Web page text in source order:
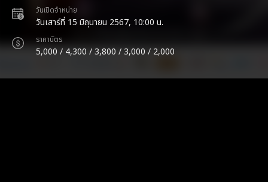
วันเปิดจำหน่าย
วันเสาร์ที่ 15 มิถุนายน 2567, 10:00 น.
ราคาบัตร
5,000 / 4,300 / 3,800 / 3,000 / 2,000